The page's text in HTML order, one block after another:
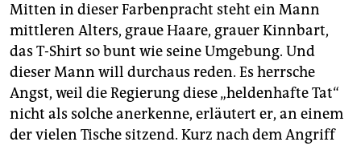
Mitten in dieser Farbenpracht steht ein Mann
mittleren Alters, graue Haare, grauer Kinnbart,
das T-Shirt so bunt wie seine Umgebung. Und
dieser Mann will durchaus reden. Es herrsche
Angst, weil die Regierung diese „heldenhafte Tat“
nicht als solche anerkenne, erläutert er, an einem
der vielen Tische sitzend. Kurz nach dem Angriff